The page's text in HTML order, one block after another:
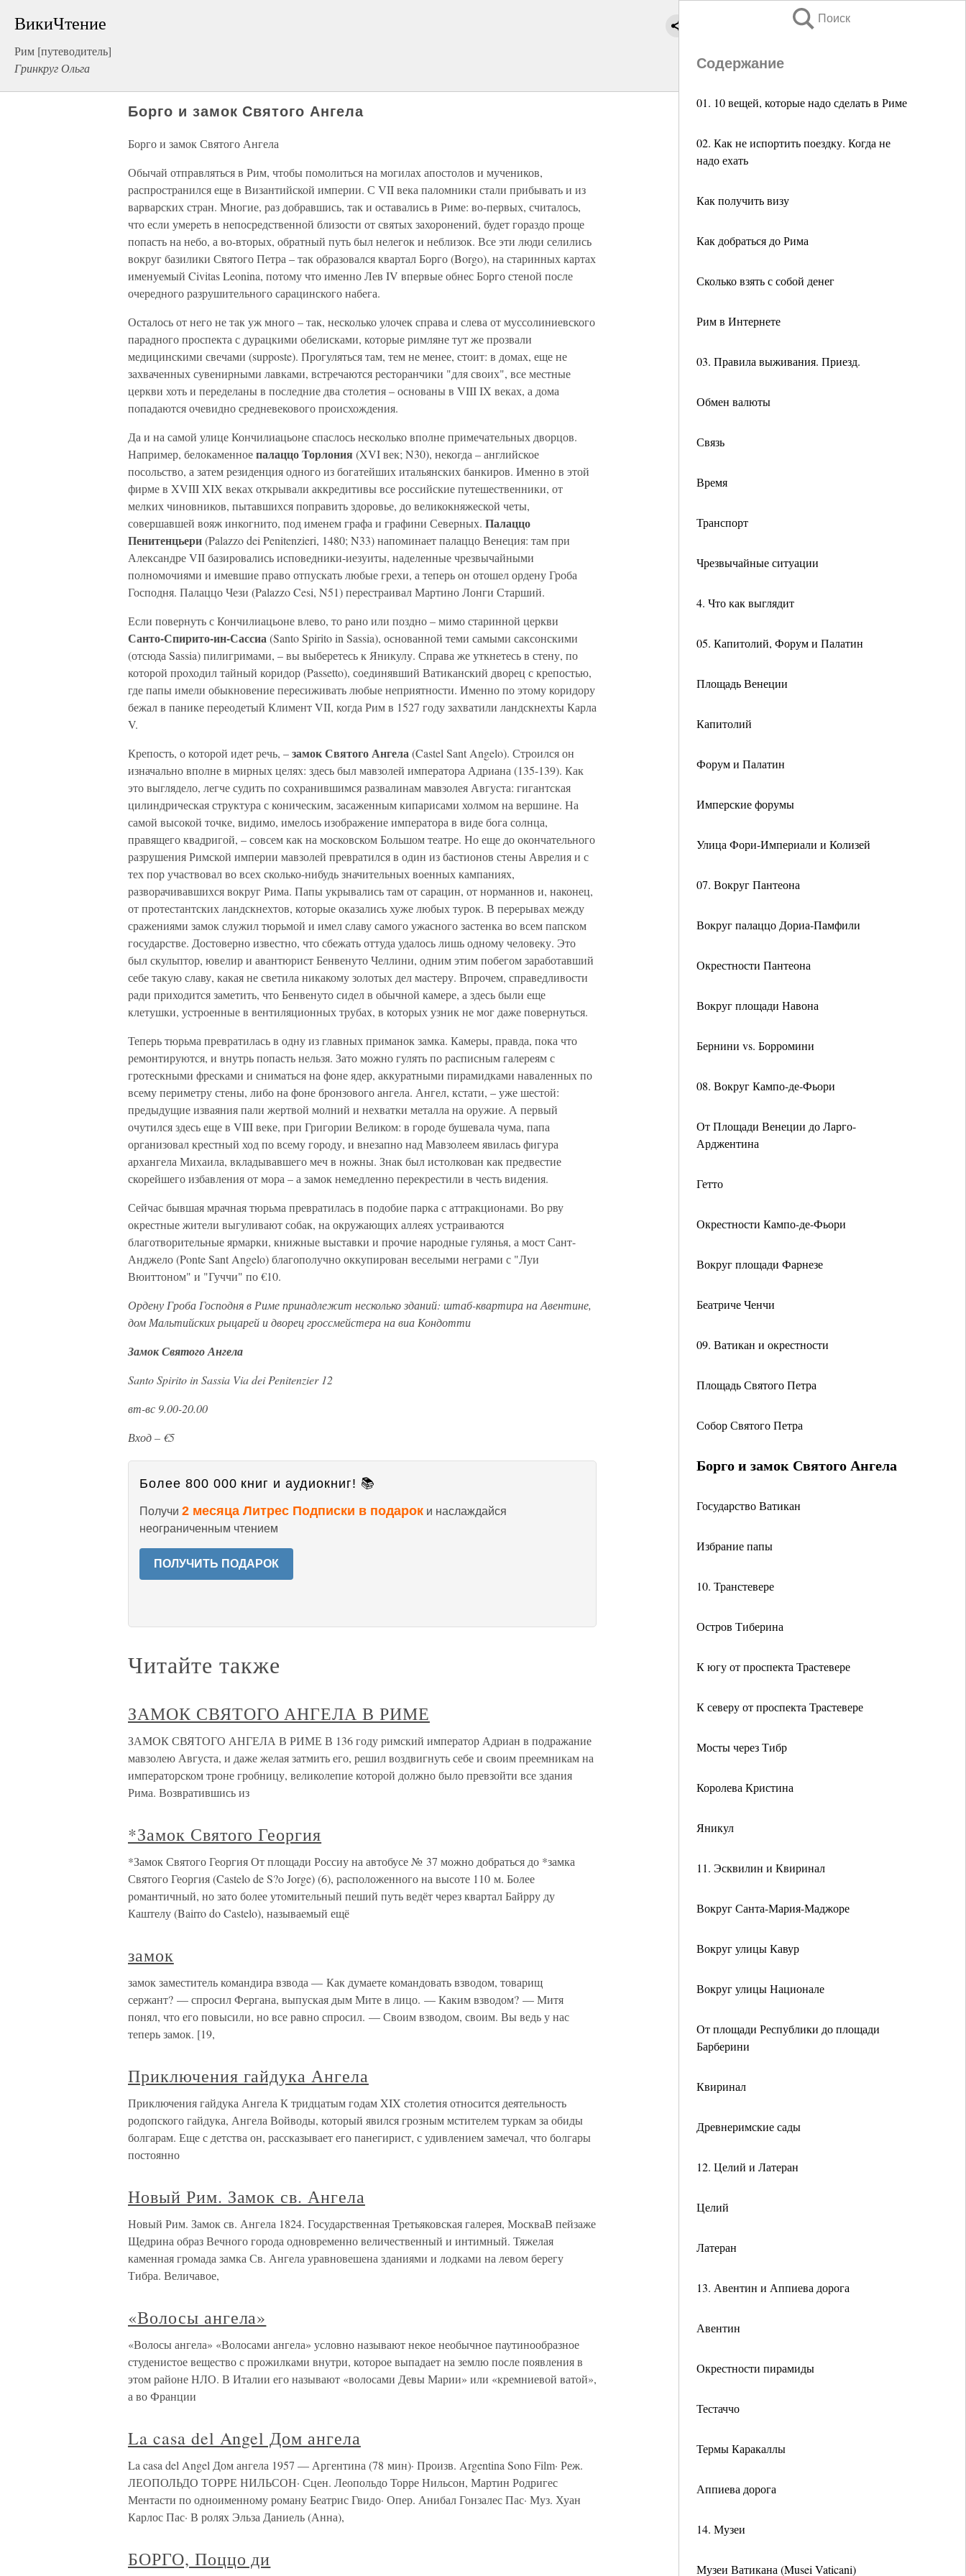
ВикиЧтение
Рим [путеводитель]
Гринкруг Ольга
Поиск
Содержание
01. 10 вещей, которые надо сделать в Риме
02. Как не испортить поездку. Когда не
надо ехать
Как получить визу
Как добраться до Рима
Сколько взять с собой денег
Рим в Интернете
03. Правила выживания. Приезд.
Обмен валюты
Связь
Время
Транспорт
Чрезвычайные ситуации
4. Что как выглядит
05. Капитолий, Форум и Палатин
Площадь Венеции
Капитолий
Форум и Палатин
Имперские форумы
Улица Фори-Империали и Колизей
07. Вокруг Пантеона
Вокруг палаццо Дориа-Памфили
Окрестности Пантеона
Вокруг площади Навона
Бернини vs. Борромини
08. Вокруг Кампо-де-Фьори
От Площади Венеции до Ларго-
Арджентина
Гетто
Окрестности Кампо-де-Фьори
Вокруг площади Фарнезе
Беатриче Ченчи
09. Ватикан и окрестности
Площадь Святого Петра
Собор Святого Петра
Борго и замок Святого Ангела
Государство Ватикан
Избрание папы
10. Транстевере
Остров Тиберина
К югу от проспекта Трастевере
К северу от проспекта Трастевере
Мосты через Тибр
Королева Кристина
Яникул
11. Эсквилин и Квиринал
Вокруг Санта-Мария-Маджоре
Вокруг улицы Кавур
Вокруг улицы Национале
От площади Республики до площади
Барберини
Квиринал
Древнеримские сады
12. Целий и Латеран
Целий
Латеран
13. Авентин и Аппиева дорога
Авентин
Окрестности пирамиды
Тестаччо
Термы Каракаллы
Аппиева дорога
14. Музеи
Музеи Ватикана (Musei Vaticani)
Борго и замок Святого Ангела
Борго и замок Святого Ангела
Обычай отправляться в Рим, чтобы помолиться на могилах апостолов и мучеников,
распространился еще в Византийской империи. С VII века паломники стали прибывать и из
варварских стран. Многие, раз добравшись, так и оставались в Риме: во-первых, считалось,
что если умереть в непосредственной близости от святых захоронений, будет гораздо проще
попасть на небо, а во-вторых, обратный путь был нелегок и неблизок. Все эти люди селились
вокруг базилики Святого Петра – так образовался квартал Борго (Borgo), на старинных картах
именуемый Civitas Leonina, потому что именно Лев IV впервые обнес Борго стеной после
очередного разрушительного сарацинского набега.
Осталось от него не так уж много – так, несколько улочек справа и слева от муссолиниевского
парадного проспекта с дурацкими обелисками, которые римляне тут же прозвали
медицинскими свечами (supposte). Прогуляться там, тем не менее, стоит: в домах, еще не
захваченных сувенирными лавками, встречаются ресторанчики "для своих", все местные
церкви хоть и переделаны в последние два столетия – основаны в VIII IX веках, а дома
попадаются очевидно средневекового происхождения.
Да и на самой улице Кончилиацьоне спаслось несколько вполне примечательных дворцов.
Например, белокаменноепалаццо Торлония (XVI век; N30), некогда – английское
посольство, а затем резиденция одного из богатейших итальянских банкиров. Именно в этой
фирме в XVIII XIX веках открывали аккредитивы все российские путешественники, от
мелких чиновников, пытавшихся поправить здоровье, до великокняжеской четы,
совершавшей вояж инкогнито, под именем графа и графини Северных. Палаццо
Пенитенцьери(Palazzo dei Penitenzieri, 1480; N33) напоминает палаццо Венеция: там при
Александре VII базировались исповедники-иезуиты, наделенные чрезвычайными
полномочиями и имевшие право отпускать любые грехи, а теперь он отошел ордену Гроба
Господня. Палаццо Чези (Palazzo Cesi, N51) перестраивал Мартино Лонги Старший.
Если повернуть с Кончилиацьоне влево, то рано или поздно – мимо старинной церкви
Санто-Спирито-ин-Сассиа(Santo Spirito in Sassia), основанной теми самыми саксонскими
(отсюда Sassia) пилигримами, – вы выберетесь к Яникулу. Справа же уткнетесь в стену, по
которой проходил тайный коридор (Passetto), соединявший Ватиканский дворец с крепостью,
где папы имели обыкновение пересиживать любые неприятности. Именно по этому коридору
бежал в панике переодетый Климент VII, когда Рим в 1527 году захватили ландскнехты Карла
V.
Крепость, о которой идет речь, –замок Святого Ангела(Castel Sant Angelo). Строился он
изначально вполне в мирных целях: здесь был мавзолей императора Адриана (135-139). Как
это выглядело, легче судить по сохранившимся развалинам мавзолея Августа: гигантская
цилиндрическая структура с коническим, засаженным кипарисами холмом на вершине. На
самой высокой точке, видимо, имелось изображение императора в виде бога солнца,
правящего квадригой, – совсем как на московском Большом театре. Но еще до окончательного
разрушения Римской империи мавзолей превратился в один из бастионов стены Аврелия и с
тех пор участвовал во всех сколько-нибудь значительных военных кампаниях,
разворачивавшихся вокруг Рима. Папы укрывались там от сарацин, от норманнов и, наконец,
от протестантских ландскнехтов, которые оказались хуже любых турок. В перерывах между
сражениями замок служил тюрьмой и имел славу самого ужасного застенка во всем папском
государстве. Достоверно известно, что сбежать оттуда удалось лишь одному человеку. Это
был скульптор, ювелир и авантюрист Бенвенуто Челлини, одним этим побегом заработавший
себе такую славу, какая не светила никакому золотых дел мастеру. Впрочем, справедливости
ради приходится заметить, что Бенвенуто сидел в обычной камере, а здесь были еще
клетушки, устроенные в вентиляционных трубах, в которых узник не мог даже повернуться.
Теперь тюрьма превратилась в одну из главных приманок замка. Камеры, правда, пока что
ремонтируются, и внутрь попасть нельзя. Зато можно гулять по расписным галереям с
гротескными фресками и сниматься на фоне ядер, аккуратными пирамидками наваленных по
всему периметру стены, либо на фоне бронзового ангела. Ангел, кстати, – уже шестой:
предыдущие изваяния пали жертвой молний и нехватки металла на оружие. А первый
очутился здесь еще в VIII веке, при Григории Великом: в городе бушевала чума, папа
организовал крестный ход по всему городу, и внезапно над Мавзолеем явилась фигура
архангела Михаила, вкладывавшего меч в ножны. Знак был истолкован как предвестие
скорейшего избавления от мора – а замок немедленно перекрестили в честь видения.
Сейчас бывшая мрачная тюрьма превратилась в подобие парка с аттракционами. Во рву
окрестные жители выгуливают собак, на окружающих аллеях устраиваются
благотворительные ярмарки, книжные выставки и прочие народные гулянья, а мост Сант-
Анджело (Ponte Sant Angelo) благополучно оккупирован веселыми неграми с "Луи
Вюиттоном" и "Гуччи" по €10.
Ордену Гроба Господня в Риме принадлежит несколько зданий: штаб-квартира на Авентине,
дом Мальтийских рыцарей и дворец гроссмейстера на виа Кондотти
Замок Святого Ангела
Santo Spirito in Sassia Via dei Penitenzier 12
вт-вс 9.00-20.00
Вход – €5
Более 800 000 книг и аудиокниг! 📚
Получи 2 месяца Литрес Подписки в подарок и наслаждайся
неограниченным чтением
ПОЛУЧИТЬ ПОДАРОК
Читайте также
ЗАМОК СВЯТОГО АНГЕЛА В РИМЕ
ЗАМОК СВЯТОГО АНГЕЛА В РИМЕ В 136 году римский император Адриан в подражание
мавзолею Августа, и даже желая затмить его, решил воздвигнуть себе и своим преемникам на
императорском троне гробницу, великолепие которой должно было превзойти все здания
Рима. Возвратившись из
*Замок Святого Георгия
*Замок Святого Георгия От площади Россиу на автобусе № 37 можно добраться до *замка
Святого Георгия (Castelo de S?o Jorge) (6), расположенного на высоте 110 м. Более
романтичный, но зато более утомительный пеший путь ведёт через квартал Байрру ду
Каштелу (Bairro do Castelo), называемый ещё
замок
замок заместитель командира взвода — Как думаете командовать взводом, товарищ
сержант? — спросил Фергана, выпуская дым Мите в лицо. — Каким взводом? — Митя
понял, что его повысили, но все равно спросил. — Своим взводом, своим. Вы ведь у нас
теперь замок. [19,
Приключения гайдука Ангела
Приключения гайдука Ангела К тридцатым годам XIX столетия относится деятельность
родопского гайдука, Ангела Войводы, который явился грозным мстителем туркам за обиды
болгарам. Еще с детства он, рассказывает его панегирист, с удивлением замечал, что болгары
постоянно
Новый Рим. Замок св. Ангела
Новый Рим. Замок св. Ангела 1824. Государственная Третьяковская галерея, МоскваВ пейзаже
Щедрина образ Вечного города одновременно величественный и интимный. Тяжелая
каменная громада замка Св. Ангела уравновешена зданиями и лодками на левом берегу
Тибра. Величавое,
«Волосы ангела»
«Волосы ангела» «Волосами ангела» условно называют некое необычное паутинообразное
студенистое вещество с прожилками внутри, которое выпадает на землю после появления в
этом районе НЛО. В Италии его называют «волосами Девы Марии» или «кремниевой ватой»,
а во Франции
La casa del Angel Дом ангела
La casa del Angel Дом ангела 1957 — Аргентина (78 мин)· Произв. Argentina Sono Film· Реж.
ЛЕОПОЛЬДО ТОРРЕ НИЛЬСОН· Сцен. Леопольдо Торре Нильсон, Мартин Родригес
Ментасти по одноименному роману Беатрис Гвидо· Опер. Анибал Гонзалес Пас· Муз. Хуан
Карлос Пас· В ролях Эльза Даниель (Анна),
БОРГО, Поццо ди